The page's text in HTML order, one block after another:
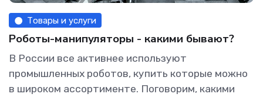
Товары и услуги
Роботы-манипуляторы - какими бывают?
В России все активнее используют
промышленных роботов, купить которые можно
в широком ассортименте. Поговорим, какими